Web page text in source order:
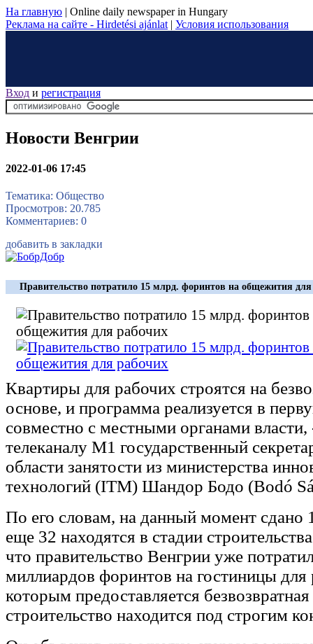
На главную | Online daily newspaper in Hungary
Реклама на сайте - Hirdetési ajánlat | Условия использования
Вход и регистрация
Новости Венгрии
2022-01-06 17:45
Тематика: Общество
Просмотров: 20.785
Комментариев: 0
добавить в закладки
Правительство потратило 15 млрд. форинтов на общежития для
Квартиры для рабочих строятся на
основе, и программа реализуется в
совместно с местными органами
телеканалу M1 государственный
области занятости из министерства
технологий (ITM) Шандор Бодо (Bodó
По его словам, на данный момент
еще 32 находятся в стадии
что правительство Венгрии уже
миллиардов форинтов на гостиницы для
которым предоставляется
строительство находится под строгим